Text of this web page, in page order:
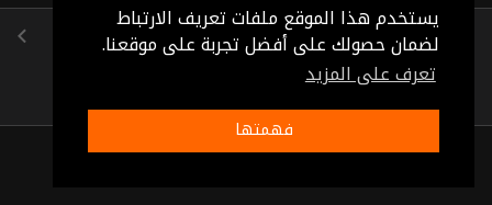
يستخدم هذا الموقع ملفات تعريف الارتباط
لضمان حصولك على أفضل تجربة على موقعنا.
تعرف على المزيد
فهمتها
الحلقة 14
(0:25:34)